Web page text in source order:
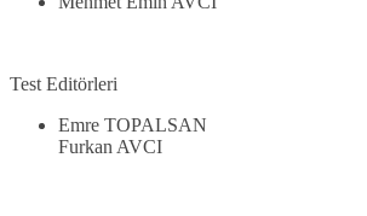
Test Editörleri
Emre TOPALSAN
Furkan AVCI